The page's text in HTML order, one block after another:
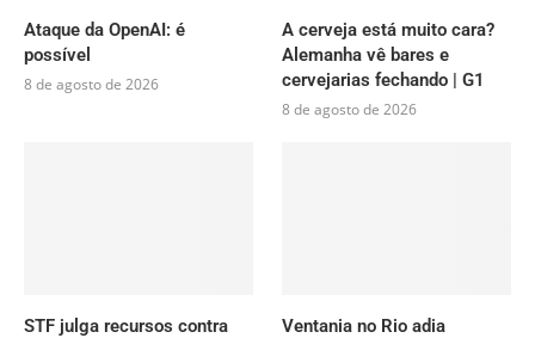
Ataque da OpenAI: é
possível
8 de agosto de 2026
A cerveja está muito cara?
Alemanha vê bares e
cervejarias fechando | G1
8 de agosto de 2026
STF julga recursos contra
Ventania no Rio adia